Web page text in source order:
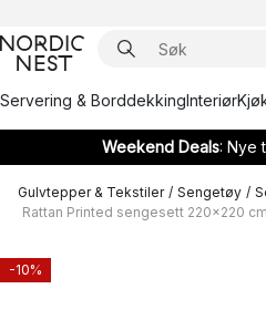
Servering & BorddekkingInteriør
Weekend Deals: Nye
Gulvtepper & Tekstiler / Sengetøy /
Rattan Printed sengesett 220x220 cm
-10%